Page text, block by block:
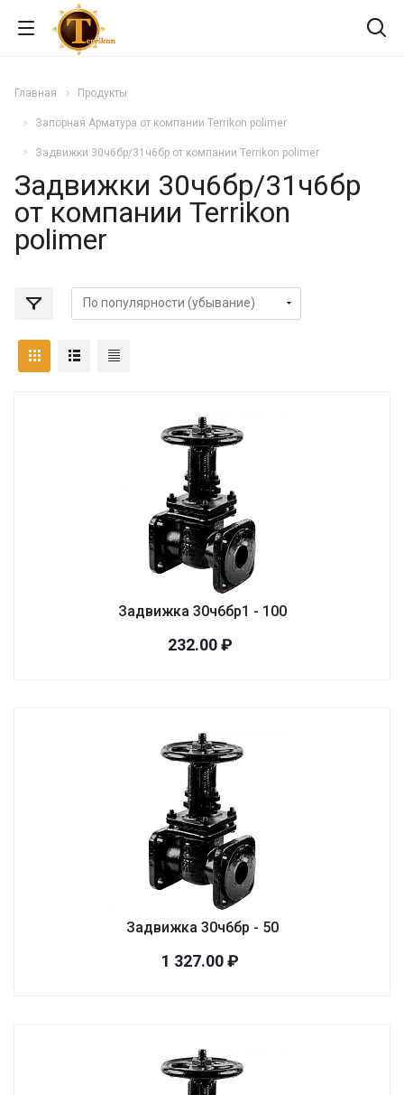
Главная Продукты
Запорная Арматура от компании Terrikon polimer
Задвижки 30ч6бр/31ч6бр от компании Terrikon polimer
Задвижки 30ч6бр/31ч6бр
от компании Terrikon
polimer
Задвижка 30ч6бр1 - 100
232.00 ₽
Задвижка 30ч6бр - 50
1 327.00 ₽